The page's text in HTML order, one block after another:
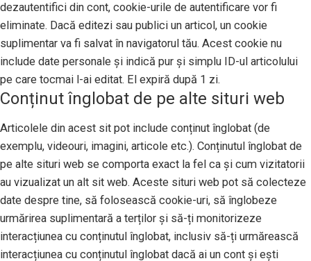
dezautentifici din cont, cookie-urile de autentificare vor fi
eliminate. Dacă editezi sau publici un articol, un cookie
suplimentar va fi salvat în navigatorul tău. Acest cookie nu
include date personale și indică pur și simplu ID-ul articolului
pe care tocmai l-ai editat. El expiră după 1 zi.
Conținut înglobat de pe alte situri web
Articolele din acest sit pot include conținut înglobat (de
exemplu, videouri, imagini, articole etc.). Conținutul înglobat de
pe alte situri web se comporta exact la fel ca și cum vizitatorii
au vizualizat un alt sit web. Aceste situri web pot să colecteze
date despre tine, să folosească cookie-uri, să înglobeze
urmărirea suplimentară a terților și să-ți monitorizeze
interacțiunea cu conținutul înglobat, inclusiv să-ți urmărească
interacțiunea cu conținutul înglobat dacă ai un cont și ești